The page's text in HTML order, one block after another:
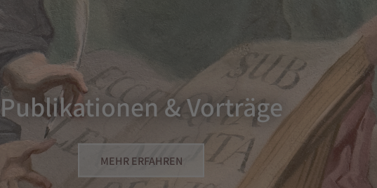
Publikationen & Vorträge
MEHR ERFAHREN